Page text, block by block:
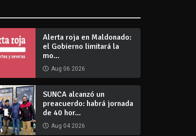
Alerta roja en Maldonado:
el Gobierno limitará la
mo...
Aug 06 2026
SUNCA alcanzó un
preacuerdo: habrá jornada
de 40 hor...
Aug 04 2026